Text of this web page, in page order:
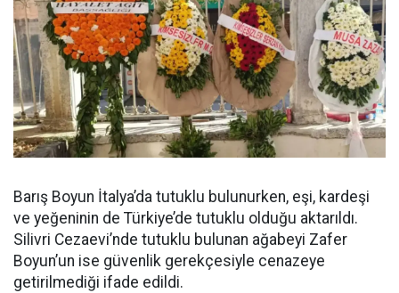
Barış Boyun İtalya’da tutuklu bulunurken, eşi, kardeşi
ve yeğeninin de Türkiye’de tutuklu olduğu aktarıldı.
Silivri Cezaevi’nde tutuklu bulunan ağabeyi Zafer
Boyun’un ise güvenlik gerekçesiyle cenazeye
getirilmediği ifade edildi.